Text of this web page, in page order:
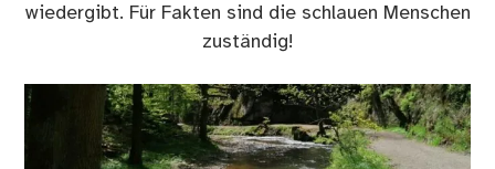
wiedergibt. Für Fakten sind die schlauen Menschen
zuständig!